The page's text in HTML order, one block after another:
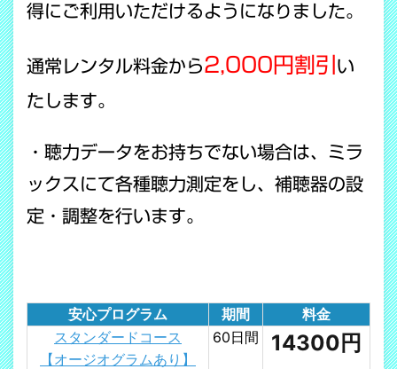
得にご利用いただけるようになりました。
通常レンタル料金から2,000円割引 い
たします。
・聴力データをお持ちでない場合は、ミラ
ックスにて各種聴力測定をし、補聴器の設
定・調整を行います。
安心プログラム 期間
料金
スタンダードコース
【オージオグラムあり】
60日間 14300円